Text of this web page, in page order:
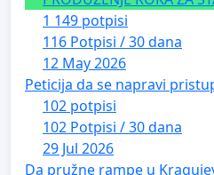
1 149 potpisi
116 Potpisi / 30 dana
12 May 2026
Peticija da se napravi
102 potpisi
102 Potpisi / 30 dana
29 Jul 2026
Da pružne rampe u